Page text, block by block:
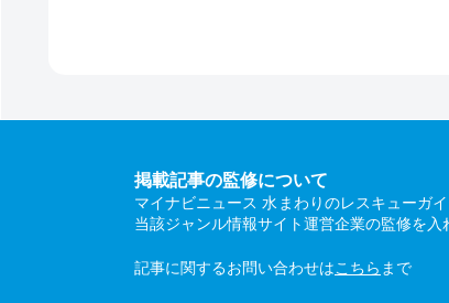
掲載記事の監修について
マイナビニュース 水まわりのレスキューガ
当該ジャンル情報サイト運営企業の監修を入
記事に関するお問い合わせはこちら まで